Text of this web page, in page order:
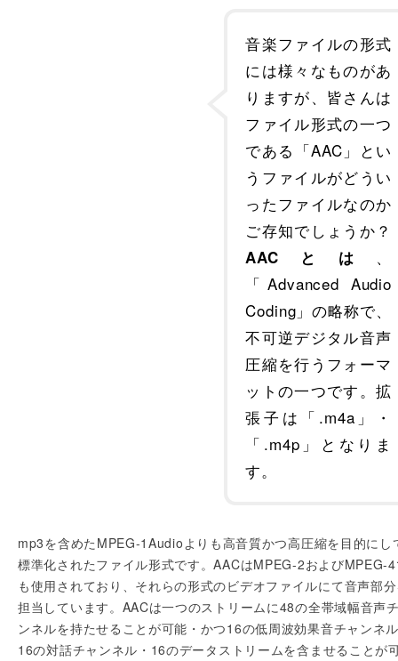
音楽ファイルの形式
には様々なものがあ
りますが、皆さんは
ファイル形式の一つ
である「AAC」とい
うファイルがどうい
ったファイルなのか
ご存知でしょうか？
AACとは 、
「Advanced Audio
Coding」の略称で、
不可逆デジタル音声
圧縮を行うフォーマ
ットの一つです。拡
張子は「.m4a」・
「.m4p」となりま
す。
mp3を含めたMPEG-1Audioよりも高音質かつ高圧縮を目的にし
標準化されたファイル形式です。AACはMPEG-2およびMPEG-
も使用されており、それらの形式のビデオファイルにて音声部
担当しています。AACは一つのストリームに48の全帯域幅音声
ンネルを持たせることが可能・かつ16の低周波効果音チャンネ
16の対話チャンネル・16のデータストリームを含ませることが